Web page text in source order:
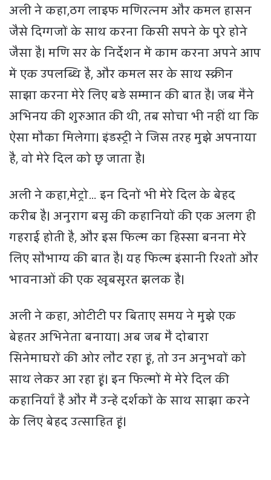
अली ने कहा,ठग लाइफ मणिरत्नम और कमल हासन
जैसे दिग्गजों के साथ करना किसी सपने के पूरे होने
जैसा है। मणि सर के निर्देशन में काम करना अपने आप
में एक उपलब्धि है, और कमल सर के साथ स्क्रीन
साझा करना मेरे लिए बड़े सम्मान की बात है। जब मैंने
अभिनय की शुरुआत की थी, तब सोचा भी नहीं था कि
ऐसा मौका मिलेगा। इंडस्ट्री ने जिस तरह मुझे अपनाया
है, वो मेरे दिल को छू जाता है।
अली ने कहा,मेट्रो… इन दिनों भी मेरे दिल के बेहद
करीब है। अनुराग बसु की कहानियों की एक अलग ही
गहराई होती है, और इस फिल्म का हिस्सा बनना मेरे
लिए सौभाग्य की बात है। यह फिल्म इंसानी रिश्तों और
भावनाओं की एक खूबसूरत झलक है।
अली ने कहा, ओटीटी पर बिताए समय ने मुझे एक
बेहतर अभिनेता बनाया। अब जब मैं दोबारा
सिनेमाघरों की ओर लौट रहा हूं, तो उन अनुभवों को
साथ लेकर आ रहा हूं। इन फिल्मों में मेरे दिल की
कहानियाँ हैं और मैं उन्हें दर्शकों के साथ साझा करने
के लिए बेहद उत्साहित हूं।